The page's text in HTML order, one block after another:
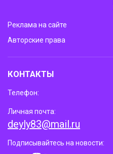
Реклама на сайте
Авторские права
КОНТАКТЫ
Телефон:
Личная почта:
deyly83@mail.ru
Подписывайтесь на новости: